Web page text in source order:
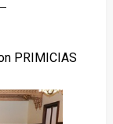
PRIMICIAS